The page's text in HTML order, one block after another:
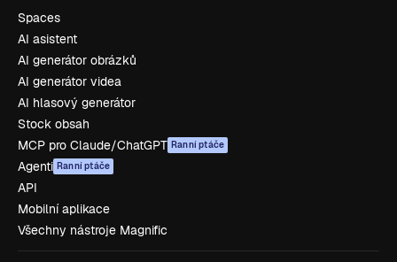
Spaces
AI asistent
AI generátor obrázků
AI generátor videa
AI hlasový generátor
Stock obsah
MCP pro Claude/ChatGPT Ranní ptáče
Agenti Ranní ptáče
API
Mobilní aplikace
Všechny nástroje Magnific